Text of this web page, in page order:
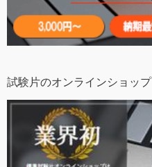
試験片のオンラインショップ